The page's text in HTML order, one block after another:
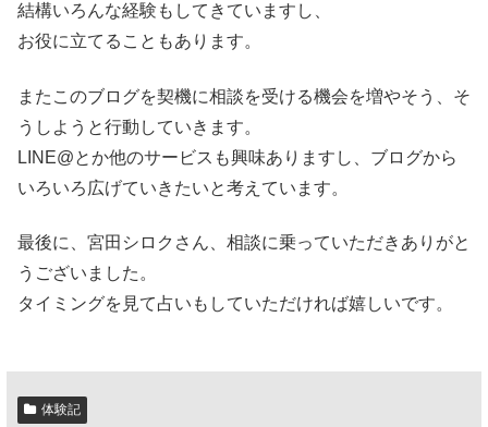
結構いろんな経験もしてきていますし、
お役に立てることもあります。
またこのブログを契機に相談を受ける機会を増やそう、そ
うしようと行動していきます。
LINE@とか他のサービスも興味ありますし、ブログから
いろいろ広げていきたいと考えています。
最後に、宮田シロクさん、相談に乗っていただきありがと
うございました。
タイミングを見て占いもしていただければ嬉しいです。
体験記